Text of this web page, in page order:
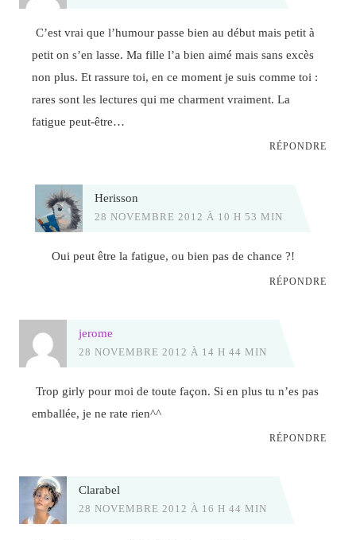
C’est vrai que l’humour passe bien au début mais petit à
petit on s’en lasse. Ma fille l’a bien aimé mais sans excès
non plus. Et rassure toi, en ce moment je suis comme toi :
rares sont les lectures qui me charment vraiment. La
fatigue peut-être…
RÉPONDRE
Herisson
28 NOVEMBRE 2012 À 10 H 53 MIN
Oui peut être la fatigue, ou bien pas de chance ?!
RÉPONDRE
jerome
28 NOVEMBRE 2012 À 14 H 44 MIN
Trop girly pour moi de toute façon. Si en plus tu n’es pas
emballée, je ne rate rien^^
RÉPONDRE
Clarabel
28 NOVEMBRE 2012 À 16 H 44 MIN